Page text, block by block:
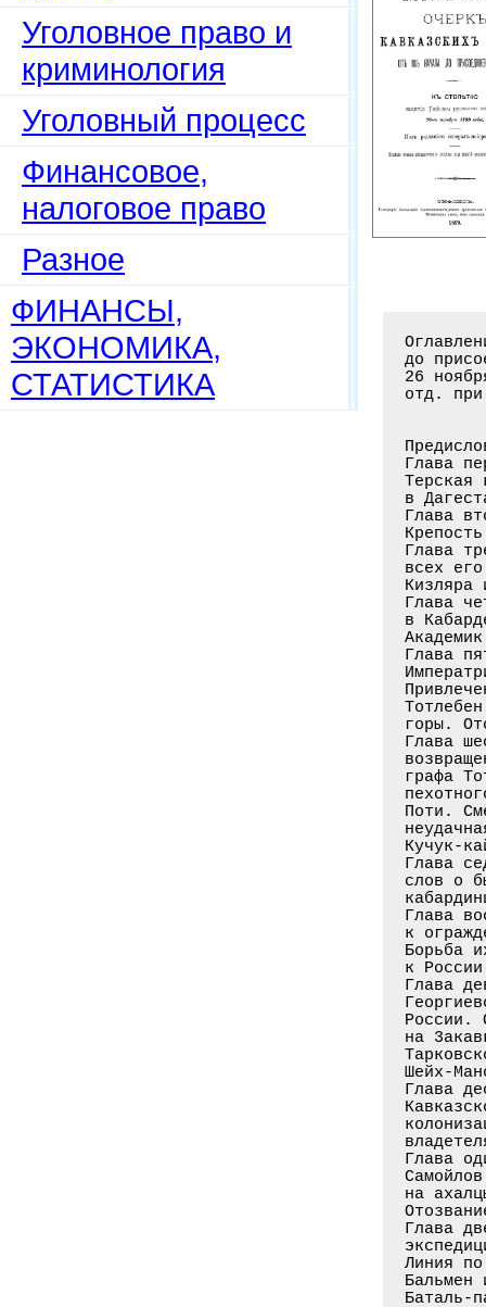
Уголовное право и
криминология
Уголовный процесс
Финансовое,
налоговое право
Разное
ФИНАНСЫ,
ЭКОНОМИКА,
СТАТИСТИКА
до
26
отд.
Глава
Терская
в
Глава
Глава
всех
Глава
в
Глава
горы.
Глава
графа
Поти.
Кучук-
Глава
слов о
Глава
к
Борьба
к
Глава
России.
на
Шейх-
Глава
Глава
на
Глава
Линия
Бальмен